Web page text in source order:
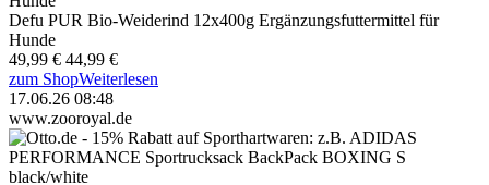
Defu PUR Bio-Weiderind 12x400g Ergänzungsfuttermittel für
Hunde
49,99 € 44,99 €
zum ShopWeiterlesen
17.06.26 08:48
www.zooroyal.de